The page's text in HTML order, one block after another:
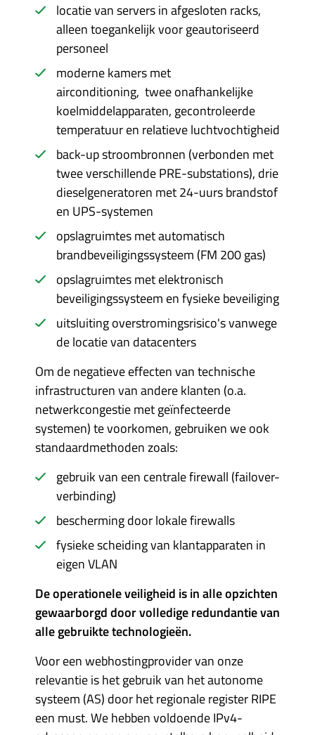
locatie van servers in afgesloten racks,
alleen toegankelijk voor geautoriseerd
personeel
moderne kamers met
airconditioning, twee onafhankelijke
koelmiddelapparaten, gecontroleerde
temperatuur en relatieve luchtvochtigheid
back-up stroombronnen (verbonden met
twee verschillende PRE-substations), drie
dieselgeneratoren met 24-uurs brandstof
en UPS-systemen
opslagruimtes met automatisch
brandbeveiligingssysteem (FM 200 gas)
opslagruimtes met elektronisch
beveiligingssysteem en fysieke beveiliging
uitsluiting overstromingsrisico's vanwege
de locatie van datacenters
Om de negatieve effecten van technische
infrastructuren van andere klanten (o.a.
netwerkcongestie met geïnfecteerde
systemen) te voorkomen, gebruiken we ook
standaardmethoden zoals:
gebruik van een centrale firewall (failover-
verbinding)
bescherming door lokale firewalls
fysieke scheiding van klantapparaten in
eigen VLAN
De operationele veiligheid is in alle opzichten
gewaarborgd door volledige redundantie van
alle gebruikte technologieën.
Voor een webhostingprovider van onze
relevantie is het gebruik van het autonome
systeem (AS) door het regionale register RIPE
een must. We hebben voldoende IPv4-